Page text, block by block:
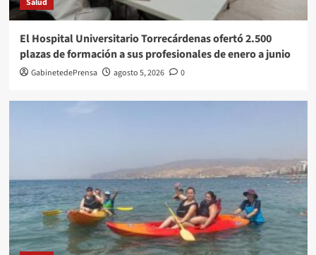
El Hospital Universitario Torrecárdenas ofertó 2.500
plazas de formación a sus profesionales de enero a junio
GabinetedePrensa agosto 5, 2026 0